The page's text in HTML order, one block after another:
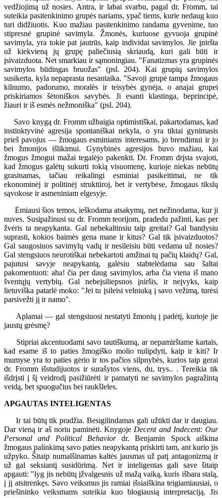
vedžiojimą už nosies. Antra, ir labai svarbu, pagal dr. Fromm, tai
suteikia pasitenkinimo grupės nariams, ypač tiems, kurie nedaug kuo
turi didžiuotis. Kuo mažiau pasitenkinimo randama gyvenime, tuo
stipresnė grupinė savimyla. Žmonės, kuriuose gyvuoja grupinė
savimyla, yra tokie pat jautrūs, kaip individai savimylos. Jie įniršta
už kiekvieną jų grupę paliečiusią skriaudą, kuri gali būti ir
įsivaizduota. Net smarkiau ir sąmoningiau. "Fanatizmas yra grupinės
savimylos būdingas bruožas" (psl. 204). Kai grupių savimylos
susikerta, kyla nepaprasta nesantaika. "Savoji grupė tampa žmogaus
kilnumo, padorumo, moralės ir teisybės gynėja, o anajai grupei
priskiriamos šėtoniškos savybės. Ji esanti klastinga, beprincipė,
žiauri ir iš esmės nežmoniška" (psl. 204).
Savo knygą dr. Fromm užbaigia optimistiškai, pakartodamas, kad
instinktyvinė agresija spontaniškai nekyla, o yra tiktai gynimasis
prieš pavojus — žmogaus esminiams interesams, jo brendimui ir jo
bei žmonijos išlikimui. Gynybinės agresijos buvo mažiau, kai
žmogus žmogui mažai tegalėjo pakenkti. Dr. Fromm drįsta svajoti,
kad žmogus galėtų sukurti tokią visuomenę, kurioje niekas nebūtų
grasinamas, tačiau reikalingi esminiai pasikeitimai, ne tik
ekonominėj ir politinėj struktūroj, bet ir vertybėse, žmogaus tikslų
sąvokose ir asmeniniam elgesyje.
Ėmiausi šios temos, ieškodama atsakymų, net nežinodama, kur ji
nuves. Susipažinusi su dr. Fromm teorijom, pradedu pažinti, kas per
žvėris ta neapykanta. Gal nebekaltinsiu taip greitai? Gal bandysiu
suprasti, kokios baimės gena mane ir kitus? Gal tik įsivaizduotos?
Gal saugosiuos savimylų vadų ir nesileisiu būti vedama už nosies?
Gal stengsiuos neurotiškai nebekartoti amžinai tų pačių klaidų? Gal,
pajutusi savyje neapykantą, galėsiu stabtelėdama sau šaltai
pakomentuoti: aha! čia per daug savimylos, arba čia viena iš mano
šventųjų vertybių. Gal nebeįsiliepsnos įniršis, ir neįvyks, kaip
lietuviška patarlė moko: "Jei tu įsileisi velniuką į savo vežimą, turėsi
parsivežti jį ir namo".
Aplamai — gal stengsiuosi nestatyti žmonių į padėtį, kurioje jie
jaustų grėsmę?
Stipriai akcentuodami savo tautiškumą, ar nepamirštame kartais,
kad esame iš to paties žmogiško molio nulipdyti, kaip ir kiti? Ir
mumyse yra to paties gėrio ir tos pačios silpnybės, kurios taip gerai
dr. Fromm išstudijuotos ir surašytos viens, du, trys.. . Tereikia tik
išdrįsti į šį veidrodį pasižiūrėti ir pamatyti ne savimylos pagražintą
veidą, bet spuogučius bei raukšleles.
APGAUTAS INTELIGENTAS
Ir tai būtų tik pradžia. Besigilindamas gali užtikti dar ir daugiau.
Dar vieną ir aš noriu paminėti. Knygoje Decent and Indecent: Our
Personal and Political Behaviordr. Benjamin Spock aiškina
žmogaus palinkimą savo paties neapykantą priskirti tam, ant kurio jis
užpyko. Šitaip numalšinamas kaltės jausmas už patį antagonizmą ir
už gal seksiantį susidūrimą. Net ir inteligentas gali save šitaip
apgauti: "lyg jis nebūtų įžvalgesnis už mažą vaiką, kuris išbara stalą,
į jį atsitrenkęs. Savo veiksmus jis ramiai išsiaiškina teigiamiausiai, o
priešininko veiksmams suteikia kuo blogiausią interpretaciją. Jis